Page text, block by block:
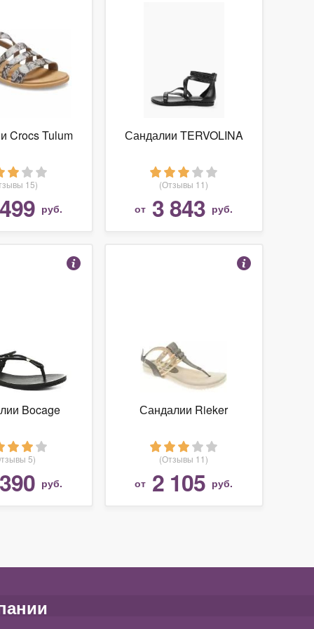
Crocs Tulum
15)
руб.
Сандалии TERVOLINA
(Отзывы 11)
от 3 843 руб.
Bocage
5)
руб.
Сандалии Rieker
(Отзывы 11)
от 2 105 руб.